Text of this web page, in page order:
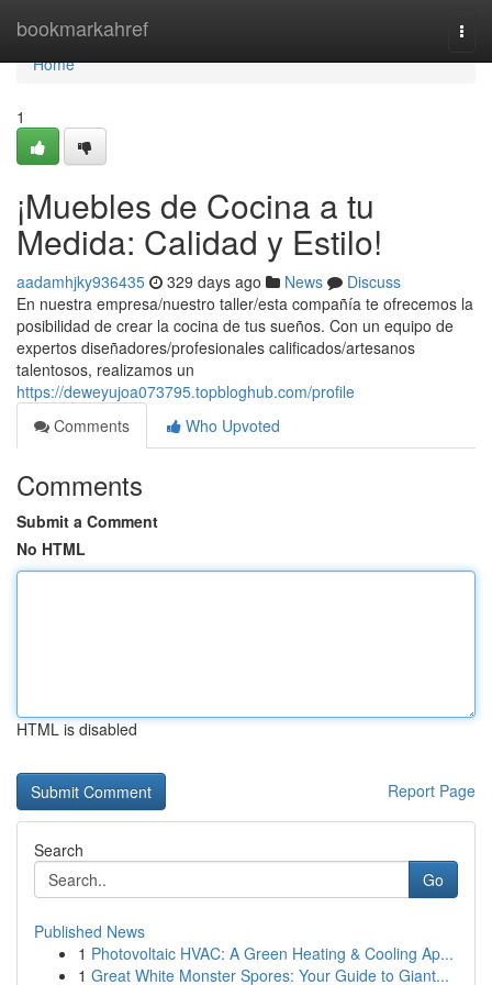
bookmarkahref
Home
Home
1
¡Muebles de Cocina a tu
Medida: Calidad y Estilo!
aadamhjky936435 329 days ago News
Discuss
En nuestra empresa/nuestro taller/esta compañía te ofrecemos la
posibilidad de crear la cocina de tus sueños. Con un equipo de
expertos diseñadores/profesionales calificados/artesanos
talentosos, realizamos un
https://deweyujoa073795.topbloghub.com/profile
Comments
Who Upvoted
Comments
Submit a Comment
No HTML
HTML is disabled
Report Page
Search
Go
Published News
1 Photovoltaic HVAC: A Green Heating & Cooling Ap...
1 Great White Monster Spores: Your Guide to Giant...